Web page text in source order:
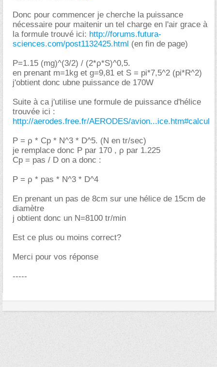
Donc pour commencer je cherche la puissance
nécessaire pour maitenir un tel charge en l'air grace à
la formule trouvé ici: http://forums.futura-
sciences.com/post1132425.html (en fin de page)
P=1.15 (mg)^(3/2) / (2*ρ*S)^0,5.
en prenant m=1kg et g=9,81 et S = pi*7,5^2 (pi*R^2)
j'obtient donc ubne puissance de 170W
Suite à ca j'utilise une formule de puissance d'hélice
trouvée ici :
http://aerodes.free.fr/AERODES/avion...ice.htm#calcul
P = ρ * Cp * N^3 * D^5. (N en tr/sec)
je remplace donc P par 170 , ρ par 1.225
Cp = pas / D on a donc :
P = ρ * pas * N^3 * D^4
En prenant un pas de 8cm sur une hélice de 15cm de
diamètre
j obtient donc un N=8100 tr/min
Est ce plus ou moins correct?
Merci pour vos réponse
-----